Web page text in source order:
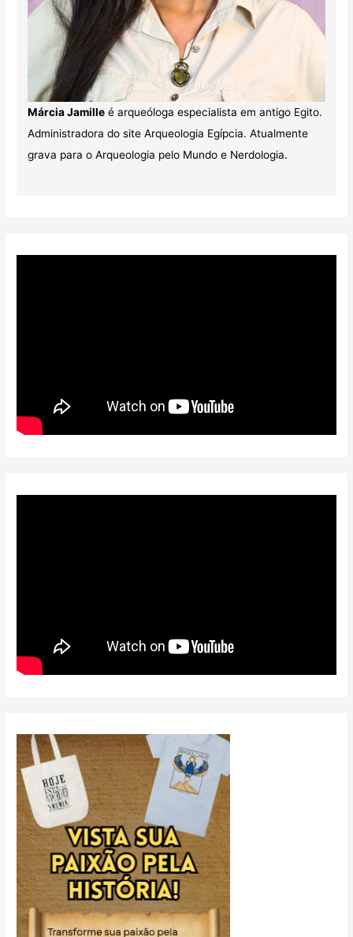
Márcia Jamilleé arqueóloga especialista em antigo Egito.
Administradora do site Arqueologia Egípcia. Atualmente
grava para o Arqueologia pelo Mundo e Nerdologia.